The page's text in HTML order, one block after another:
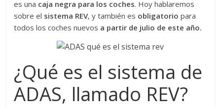
es una caja negra para los coches. Hoy hablaremos
sobre el sistema REV, y también es obligatorio para
todos los coches nuevos a partir de julio de este año.
¿Qué es el sistema de
ADAS, llamado REV?